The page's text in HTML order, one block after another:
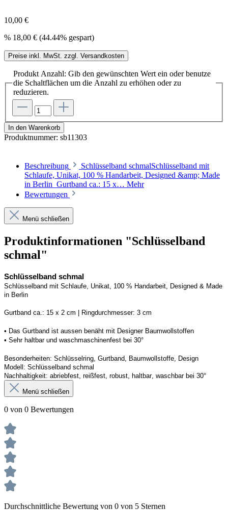
10,00 €
% 18,00 € (44.44% gespart)
Preise inkl. MwSt. zzgl. Versandkosten
Produkt Anzahl: Gib den gewünschten Wert ein oder benutze
die Schaltflächen um die Anzahl zu erhöhen oder zu
reduzieren.
In den Warenkorb
Produktnummer: sb11303
Beschreibung
Schlüsselband schmalSchlüsselband mit
Schlaufe, Unikat, 100 % Handarbeit, Designed &amp; Made
in Berlin Gurtband ca.: 15 x… Mehr
Bewertungen
Menü schließen
Produktinformationen "Schlüsselband
schmal"
Schlüsselband schmal
Schlüsselband mit Schlaufe, Unikat, 100 % Handarbeit, Designed & Made
in Berlin
Gurtband ca.: 15 x 2 cm | Ringdurchmesser: 3 cm
• Das Gurtband ist aussen benäht mit Designer Baumwollstoffen
• Sehr haltbar und waschmaschinenfest bei 30°
Besonderheiten: Schlüsselring, Gurtband, Baumwollstoffe, Design
Modell: Schlüsselband schmal
Nachhaltigkeit: abriebfest, reißfest, robust, haltbar, waschbar bei 30°
Menü schließen
0 von 0 Bewertungen
Durchschnittliche Bewertung von 0 von 5 Sternen